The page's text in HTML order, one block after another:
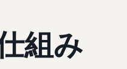
組み